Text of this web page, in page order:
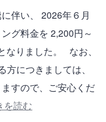
伴い、 2026年６月
グ料金を 2,200円～
なりました。 なお、
につきましては、
すので、ご安心くだ
を読む